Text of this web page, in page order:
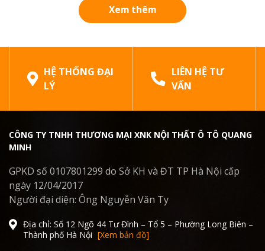
hãng” và “hàng giả, hàng nhái”...
Xem thêm
HỆ THỐNG ĐẠI
LÝ
LIÊN HỆ TƯ
VẤN
CÔNG TY TNHH THƯƠNG MẠI XNK NỘI THẤT Ô TÔ QUANG
MINH
GPKD số 0107801299 do Sở KH và ĐT TP Hà Nội cấp
ngày 12/04/2017
Người đại diện: Ông Nguyễn Văn Ty
Địa chỉ: Số 12 Ngõ 44 Tư Đình – Tổ 5 – Phường Long Biên –
Thành phố Hà Nội [Xem bản đồ]